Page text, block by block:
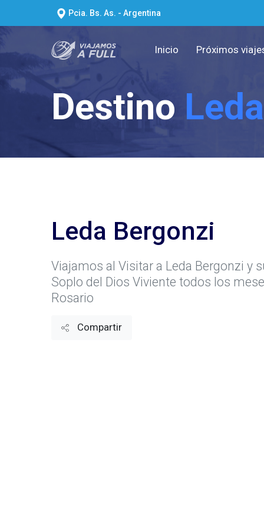
Pcia. Bs. As. - Argentina
Inicio Próximos
Destino
Leda Bergonzi
Viajamos al Visitar a Leda Bergonzi y
Soplo del Dios Viviente todos los
Rosario
Compartir